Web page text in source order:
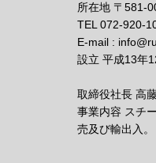
所在地 〒581-
TEL 072-920-
E-mail :
設立 平成13年
取締役社長 高
事業内容 スチ
売及び輸出入。